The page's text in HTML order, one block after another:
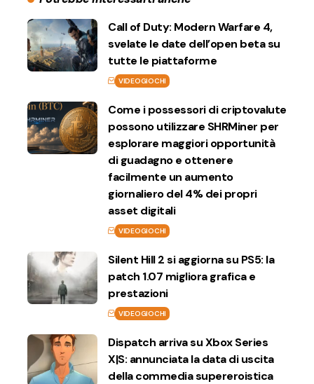
Call of Duty: Modern Warfare 4,
svelate le date dell’open beta su
tutte le piattaforme
VIDEOGIOCHI
Come i possessori di criptovalute
possono utilizzare SHRMiner per
esplorare maggiori opportunità
di guadagno e ottenere
facilmente un aumento
giornaliero del 4% dei propri
asset digitali
VIDEOGIOCHI
Silent Hill 2 si aggiorna su PS5: la
patch 1.07 migliora grafica e
prestazioni
VIDEOGIOCHI
Dispatch arriva su Xbox Series
X|S: annunciata la data di uscita
della commedia supereroistica